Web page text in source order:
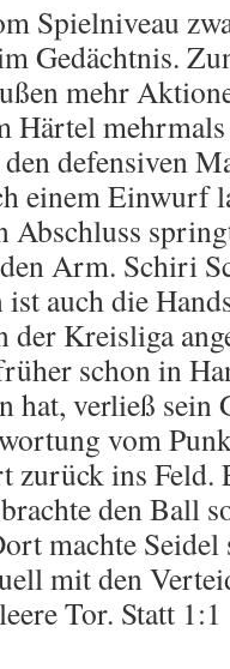
Spielniveau
Gedächtnis.
mehr
Härtel
defensiven
einem Einwurf
Abschluss
Arm. Schiri
auch die
der Kreisliga
schon in
hat, verließ sein
vom
zurück ins Feld.
den Ball
machte Seidel
mit den
Tor. Statt